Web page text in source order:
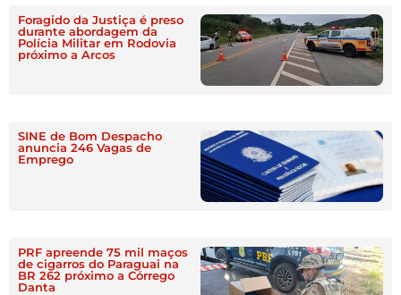
Foragido da Justiça é preso
durante abordagem da
Polícia Militar em Rodovia
próximo a Arcos
SINE de Bom Despacho
anuncia 246 Vagas de
Emprego
PRF apreende 75 mil maços
de cigarros do Paraguai na
BR 262 próximo a Córrego
Danta